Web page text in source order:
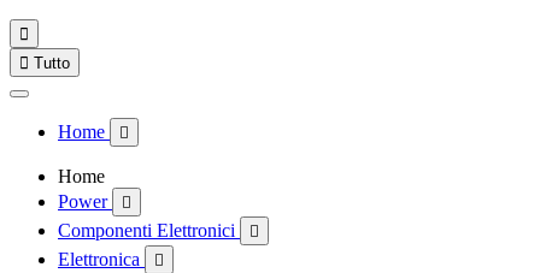

 Tutto
Home 
Home
Power

Componenti Elettronici 
Elettronica 